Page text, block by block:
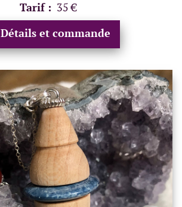
Tarif : 35 €
Détails et commande